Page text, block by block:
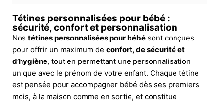
Tétines personnalisées pour bébé :
sécurité, confort et personnalisation
Nos tétines personnalisées pour bébé sont conçues
pour offrir un maximum de confort, de sécurité et
d’hygiène, tout en permettant une personnalisation
unique avec le prénom de votre enfant. Chaque tétine
est pensée pour accompagner bébé dès ses premiers
mois, à la maison comme en sortie, et constitue